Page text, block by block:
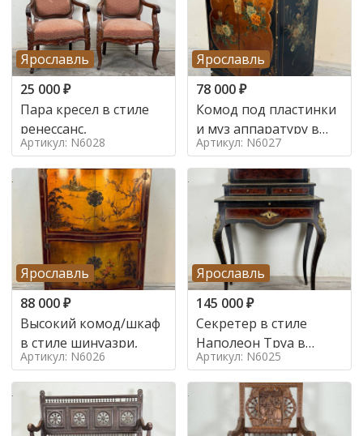
Ярославль
25 000₽
Пара кресел в стиле
ренессанс,
Артикул: N6028
Ярославль
78 000₽
Комод под пластинки
и муз аппаратуру в
стиле шинуазри,
Артикул: N6027
Ярославль
88 000₽
Высокий комод/шкаф
в стиле шинуазри,
Артикул: N6026
Ярославль
145 000₽
Секретер в стиле
Наполеон Труа в
стиле 19 век
Артикул: N6025